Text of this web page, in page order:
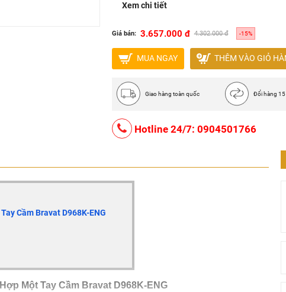
- Sản xuất tại: Trung Quốc
Xem chi tiết
Giá bán: 3.657.000 đ 4.302.000 đ -15%
MUA NGAY THÊM VÀO GIỎ
Giao hàng toàn quốc Đổi hàng
Hotline 24/7: 0904501766
Cầm Bravat D968K-ENG
Một Tay Cầm Bravat D968K-ENG